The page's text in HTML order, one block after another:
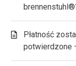
Płatność
potwierdzone